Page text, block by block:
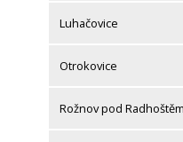
Luhačovice
Otrokovice
Rožnov pod Radhoštěm